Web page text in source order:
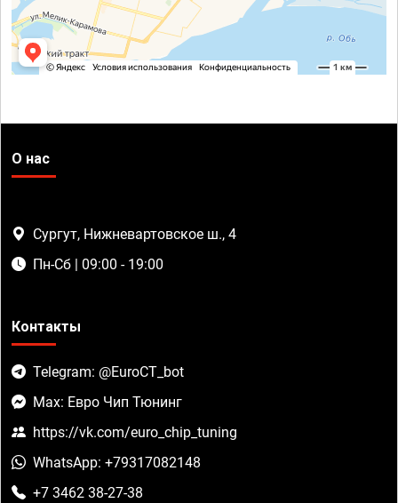
О нас
Сургут, Нижневартовское ш., 4
Пн-Сб | 09:00 - 19:00
Контакты
Telegram: @EuroCT_bot
Max: Евро Чип Тюнинг
https://vk.com/euro_chip_tuning
WhatsApp: +79317082148
+7 3462 38-27-38